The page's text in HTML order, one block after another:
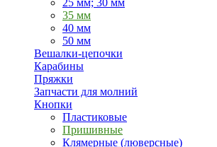
25 мм; 30 мм
35 мм
40 мм
50 мм
Вешалки-цепочки
Карабины
Пряжки
Запчасти для молний
Кнопки
Пластиковые
Пришивные
Клямерные (люверсные)